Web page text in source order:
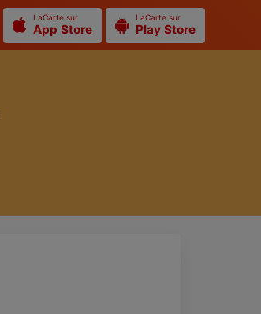
LaCarte sur
App Store
LaCarte sur
Play Store